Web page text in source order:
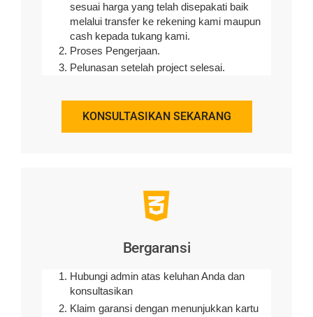
sesuai harga yang telah disepakati baik
melalui transfer ke rekening kami maupun
cash kepada tukang kami.
Proses Pengerjaan.
Pelunasan setelah project selesai.
KONSULTASIKAN SEKARANG
Bergaransi
Hubungi admin atas keluhan Anda dan
konsultasikan
Klaim garansi dengan menunjukkan kartu